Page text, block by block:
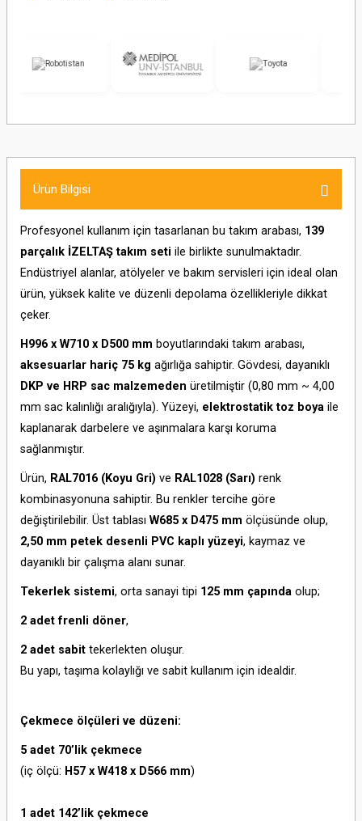
Ürün Bilgisi
Profesyonel kullanım için tasarlanan bu takım arabası, 139
parçalık İZELTAŞ takım seti ile birlikte sunulmaktadır.
Endüstriyel alanlar, atölyeler ve bakım servisleri için ideal olan
ürün, yüksek kalite ve düzenli depolama özellikleriyle dikkat
çeker.
H996 x W710 x D500 mm boyutlarındaki takım arabası,
aksesuarlar hariç 75 kg ağırlığa sahiptir. Gövdesi, dayanıklı
DKP ve HRP sac malzemeden üretilmiştir (0,80 mm ~ 4,00
mm sac kalınlığı aralığıyla). Yüzeyi, elektrostatik toz boya ile
kaplanarak darbelere ve aşınmalara karşı koruma
sağlanmıştır.
Ürün, RAL7016 (Koyu Gri) ve RAL1028 (Sarı) renk
kombinasyonuna sahiptir. Bu renkler tercihe göre
değiştirilebilir. Üst tablası W685 x D475 mm ölçüsünde olup,
2,50 mm petek desenli PVC kaplı yüzeyi, kaymaz ve
dayanıklı bir çalışma alanı sunar.
Tekerlek sistemi, orta sanayi tipi 125 mm çapında olup;
2 adet frenli döner,
2 adet sabit tekerlekten oluşur.
Bu yapı, taşıma kolaylığı ve sabit kullanım için idealdir.
Çekmece ölçüleri ve düzeni:
5 adet 70’lik çekmece
(iç ölçü: H57 x W418 x D566 mm)
1 adet 142’lik çekmece